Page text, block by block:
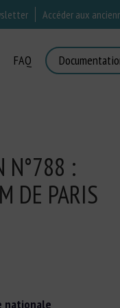
Accéder aux
FAQ
N°788 :
DE PARIS
nationale